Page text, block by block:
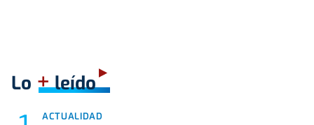
Lo +leído
ACTUALIDAD